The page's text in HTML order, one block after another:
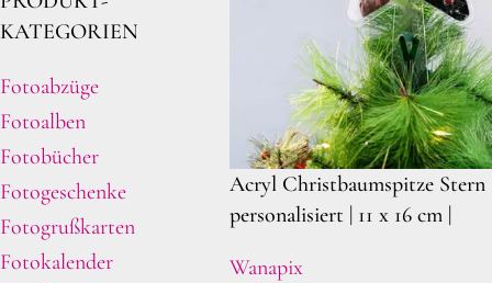
KATEGORIEN
Fotoabzüge
Fotoalben
Fotobücher
Fotogeschenke
Fotogrußkarten
Fotokalender
Acryl Christbaumspitze Stern
personalisiert | 11 x 16 cm |
Wanapix